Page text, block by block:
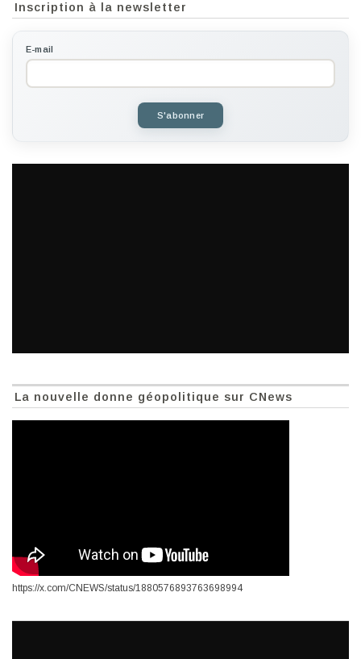
Inscription à la newsletter
E-mail
S'abonner
La nouvelle donne géopolitique sur CNews
https://x.com/CNEWS/status/1880576893763698994